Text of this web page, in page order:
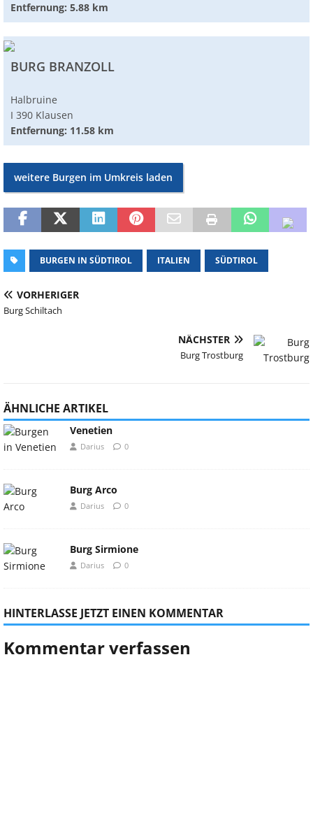
Entfernung: 5.88 km
BURG BRANZOLL
Halbruine
I 390 Klausen
Entfernung: 11.58 km
weitere Burgen im Umkreis laden
BURGEN IN SÜDTIROL ITALIEN SÜDTIROL
VORHERIGER
Burg Schiltach
NÄCHSTER
Burg Trostburg
ÄHNLICHE ARTIKEL
Venetien
Darius 0
Burg Arco
Darius 0
Burg Sirmione
Darius 0
HINTERLASSE JETZT EINEN KOMMENTAR
Kommentar verfassen